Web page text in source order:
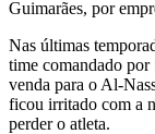
Guimarães, por
Nas últimas
time comandado por
venda para o Al-
ficou irritado com a
perder o atleta.